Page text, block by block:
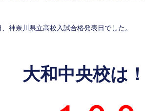
、神奈川県立高校入試合格発表日でした。
大和中央校は